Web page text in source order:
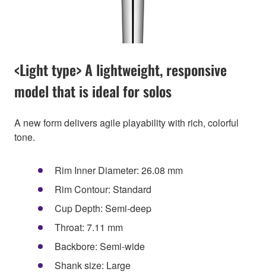
<Light type> A lightweight, responsive
model that is ideal for solos
A new form delivers agile playability with rich, colorful
tone.
Rim Inner Diameter: 26.08 mm
Rim Contour: Standard
Cup Depth: Semi-deep
Throat: 7.11 mm
Backbore: Semi-wide
Shank size: Large